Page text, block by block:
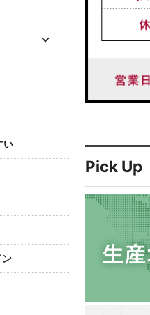
い
Pick Up